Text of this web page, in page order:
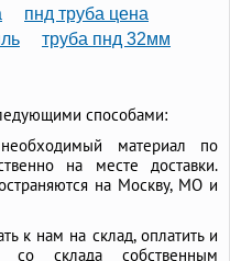
пнд труба цена
труба пнд 32мм
способами:
материал по
на месте доставки.
на Москву, МО и
к нам на склад, оплатить и
со склада собственным